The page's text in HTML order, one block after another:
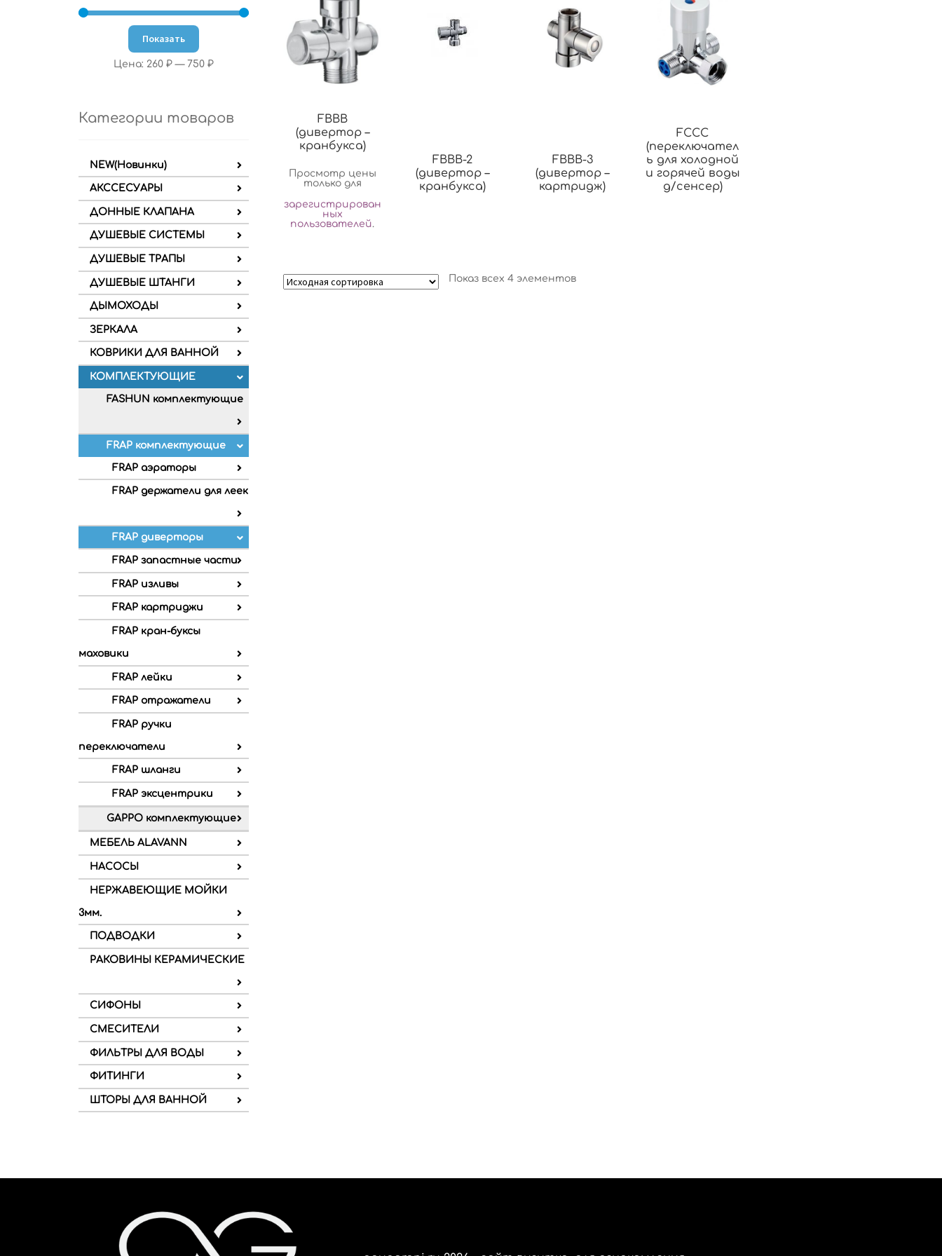
Показать
Цена: 260 ₽ — 750 ₽
Категории товаров
NEW(Новинки)
АКССЕСУАРЫ
ДОННЫЕ КЛАПАНА
ДУШЕВЫЕ СИСТЕМЫ
ДУШЕВЫЕ ТРАПЫ
ДУШЕВЫЕ ШТАНГИ
ДЫМОХОДЫ
ЗЕРКАЛА
КОВРИКИ ДЛЯ ВАННОЙ
КОМПЛЕКТУЮЩИЕ
FASHUN комплектующие
FRAP комплектующие
FRAP аэраторы
FRAP держатели для леек
FRAP диверторы
FRAP запастные части
FRAP изливы
FRAP картриджи
FRAP кран-буксы
маховики
FRAP лейки
FRAP отражатели
FRAP ручки
переключатели
FRAP шланги
FRAP эксцентрики
GAPPO комплектующие
МЕБЕЛЬ ALAVANN
НАСОСЫ
НЕРЖАВЕЮЩИЕ МОЙКИ
3мм.
ПОДВОДКИ
РАКОВИНЫ КЕРАМИЧЕСКИЕ
СИФОНЫ
СМЕСИТЕЛИ
ФИЛЬТРЫ ДЛЯ ВОДЫ
ФИТИНГИ
ШТОРЫ ДЛЯ ВАННОЙ
FBBB
(дивертор –
кранбукса)
Просмотр цены
только для
зарегистрирован
ных
пользователей.
FBBB-2
(дивертор –
кранбукса)
FBBB-3
(дивертор –
картридж)
FCCC
(переключател
ь для холодной
и горячей воды
д/сенсер)
Показ всех 4 элементов